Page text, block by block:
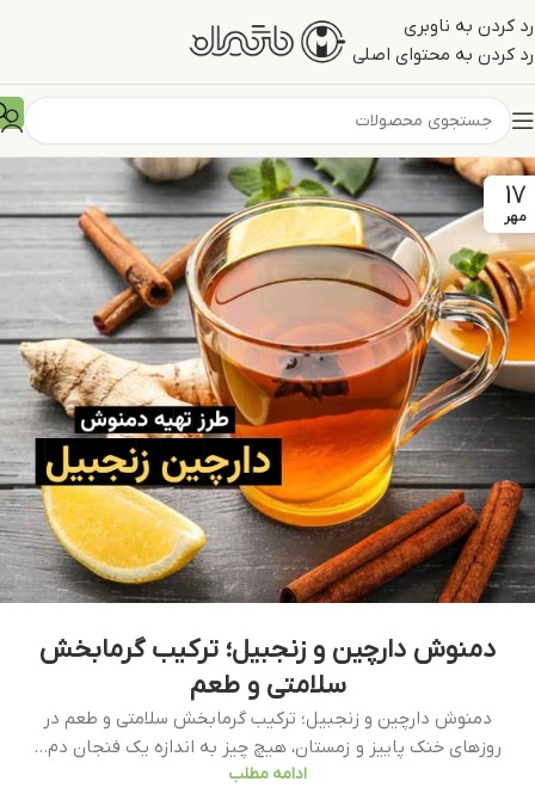
رد کردن به ناوبری
رد کردن به محتوای اصلی
17
مهر
دمنوش دارچین و زنجبیل؛ ترکیب گرمابخش
سلامتی و طعم
دمنوش دارچین و زنجبیل؛ ترکیب گرمابخش سلامتی و طعم در
روزهای خنک پاییز و زمستان، هیچ چیز به اندازه یک فنجان دم...
ادامه مطلب